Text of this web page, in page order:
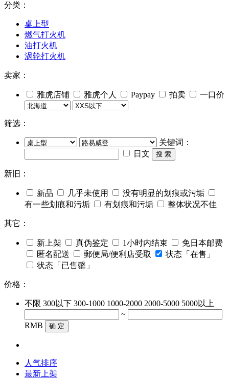
分类：
桌上型
燃气打火机
油打火机
涡轮打火机
卖家：
雅虎店铺 雅虎个人 Paypay 拍卖 一口价
筛选：
关键词：
日文
搜 索
新旧：
新品 几乎未使用
没有明显的划痕或污垢
有一些划痕和污垢
有划痕和污垢 整体状况不佳
其它：
新上架 真伪鉴定 1小时内结束
免日本邮费
匿名配送
郵便局/便利店受取
状态「在售」
状态「已售罄」
价格：
不限 300以下 300-1000 1000-2000 2000-5000 5000以上
~
RMB
确 定
人气排序
最新上架